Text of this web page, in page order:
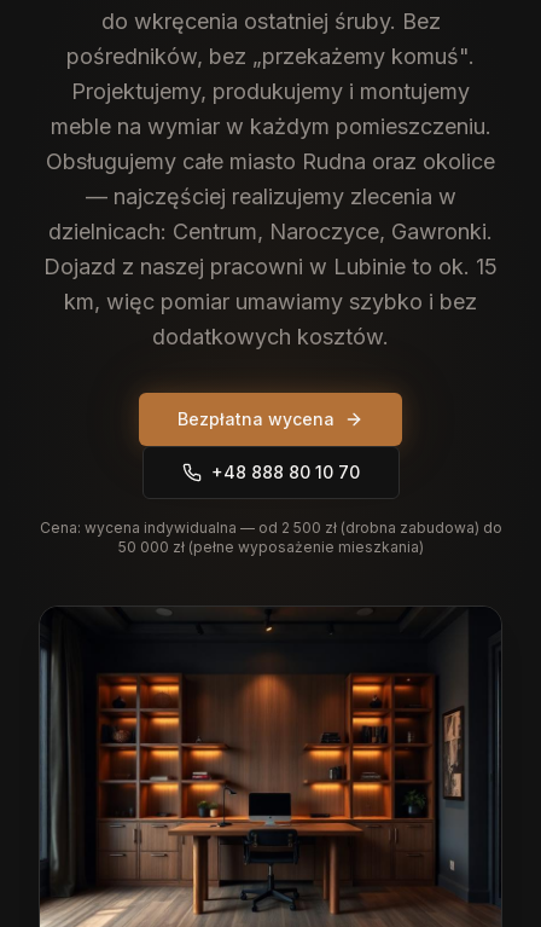
do wkręcenia ostatniej śruby. Bez
pośredników, bez „przekażemy komuś".
Projektujemy, produkujemy i montujemy
meble na wymiar w każdym pomieszczeniu.
Obsługujemy całe miasto Rudna oraz okolice
— najczęściej realizujemy zlecenia w
dzielnicach: Centrum, Naroczyce, Gawronki.
Dojazd z naszej pracowni w Lubinie to ok. 15
km, więc pomiar umawiamy szybko i bez
dodatkowych kosztów.
Bezpłatna wycena
+48 888 80 10 70
Cena: wycena indywidualna — od 2 500 zł (drobna zabudowa) do
50 000 zł (pełne wyposażenie mieszkania)